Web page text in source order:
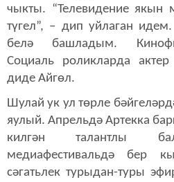
чыкты. “Телевидение
түгел”, – дип уйлаган
белә башладым.
Социаль роликларда
диде Айгөл.
Шулай ук ул төрле
яулый. Апрельдә Артекка
килгән талантлы
медиафестивальдә бер
сәгатьлек турыдан-туры